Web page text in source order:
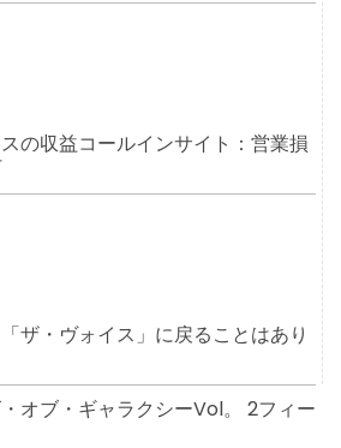
の収益コールインサイト：営業損
ザ・ヴォイス」に戻ることはあり